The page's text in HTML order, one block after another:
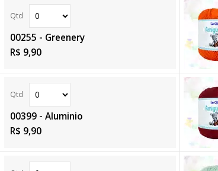
00255 - Greenery
R$ 9,90
00399 - Aluminio
R$ 9,90